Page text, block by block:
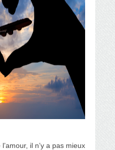
il n’y a pas mieux